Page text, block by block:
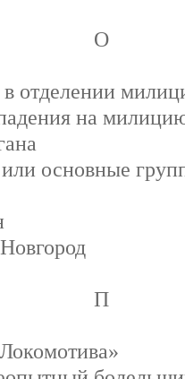
О
отделении
на
основные
П